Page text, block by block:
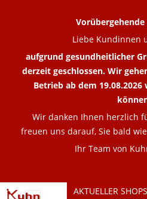
AKTUELLER
Liebe Kundinnen
aufgrund gesundheitlicher
derzeit geschlossen. Wir
Betrieb ab dem
Wir danken Ihnen herzlich
freuen uns darauf, Sie bald
Ihr Team von